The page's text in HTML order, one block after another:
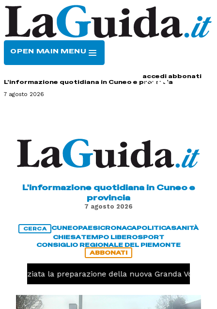
OPEN MAIN MENU
accedi abbonati
L'informazione quotidiana in Cuneo e provincia
7 agosto 2026
L'informazione quotidiana in Cuneo e
provincia
7 agosto 2026
CERCA CUNEOPAESICRONACAPOLITICASANITÀ
CHIESATEMPO LIBEROSPORT
CONSIGLIO REGIONALE DEL PIEMONTE
ABBONATI
iniziata la preparazione della nuova Granda Volley